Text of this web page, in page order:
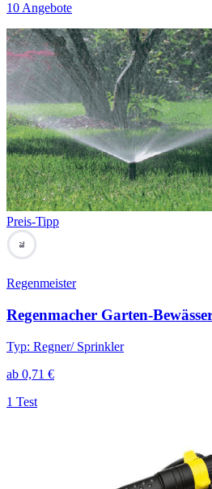
10 Angebote
Preis-Tipp
78
Regenmeister
Regenmacher Garten-
Typ: Regner/ Sprinkler
ab 0,71 €
1 Test